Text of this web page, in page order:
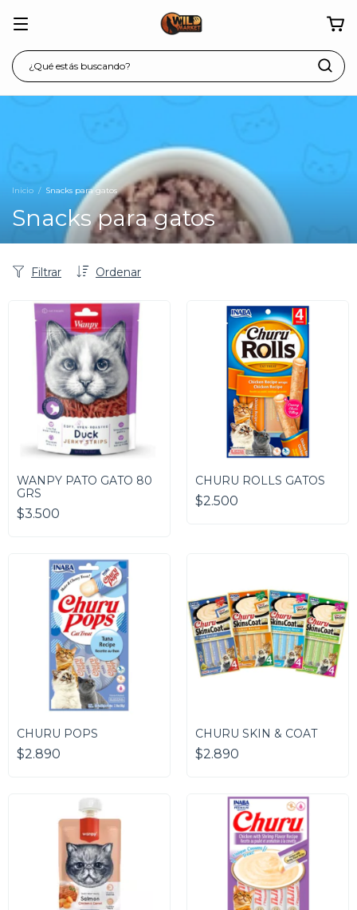
Inicio / Snacks para gatos
Snacks para gatos
Ordenar
Filtrar
WANPY PATO GATO 80
GRS
$3.500
CHURU ROLLS GATOS
$2.500
CHURU POPS
$2.890
CHURU SKIN & COAT
$2.890